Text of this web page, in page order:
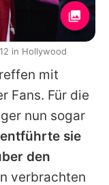
mit
Fans. Für die
nun sogar
sie
den
verbrachten
in Hollywood